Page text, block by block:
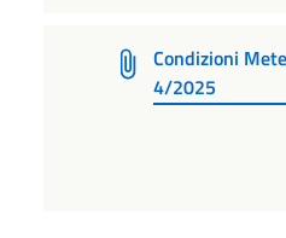
Condizioni
4/2025